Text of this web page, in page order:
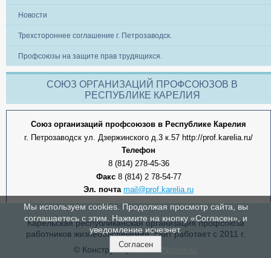
Новости
Трехстороннее соглашение г. Петрозаводск.
Профсоюзы на защите прав трудящихся.
СОЮЗ ОРГАНИЗАЦИЙ ПРОФСОЮЗОВ В
РЕСПУБЛИКЕ КАРЕЛИЯ
Союз организаций профсоюзов в Республике Карелия
г. Петрозаводск ул. Дзержинского д.3 к.57 http://prof.karelia.ru/
Телефон
8 (814) 278-45-36
Факс8 (814) 2 78-54-77
Эл. почта mail@prof.karelia.ru
Карельская республиканская организация профсоюза
работников жизнеобеспечения, сайт работает с 2011 г.
© Конструктор сайтов
Nubex.ru
Мы используем cookies. Продолжая просмотр сайта, вы
соглашаетесь с этим. Нажмите на кнопку «Согласен», и
уведомление исчезнет.
Согласен